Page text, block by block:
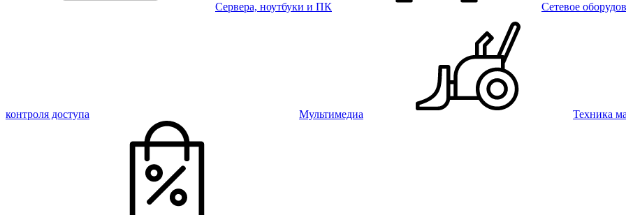
Сервера, ноутбуки и ПК Сетевое
контроля доступа Мультимедиа Техника